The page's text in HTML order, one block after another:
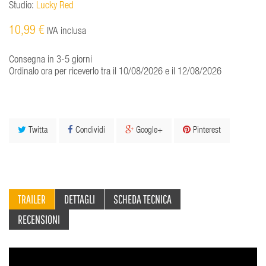
Studio: Lucky Red
10,99 € IVA inclusa
Consegna in 3-5 giorni
Ordinalo ora per riceverlo tra il 10/08/2026 e il 12/08/2026
Twitta Condividi Google+ Pinterest
TRAILER DETTAGLI
SCHEDA TECNICA
RECENSIONI